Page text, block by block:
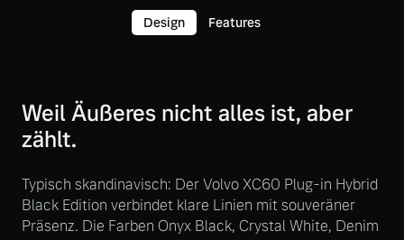
Design Features
Weil Äußeres nicht alles ist, aber
zählt.
Typisch skandinavisch: Der Volvo XC60 Plug-in Hybrid
Black Edition verbindet klare Linien mit souveräner
Präsenz. Die Farben Onyx Black, Crystal White, Denim